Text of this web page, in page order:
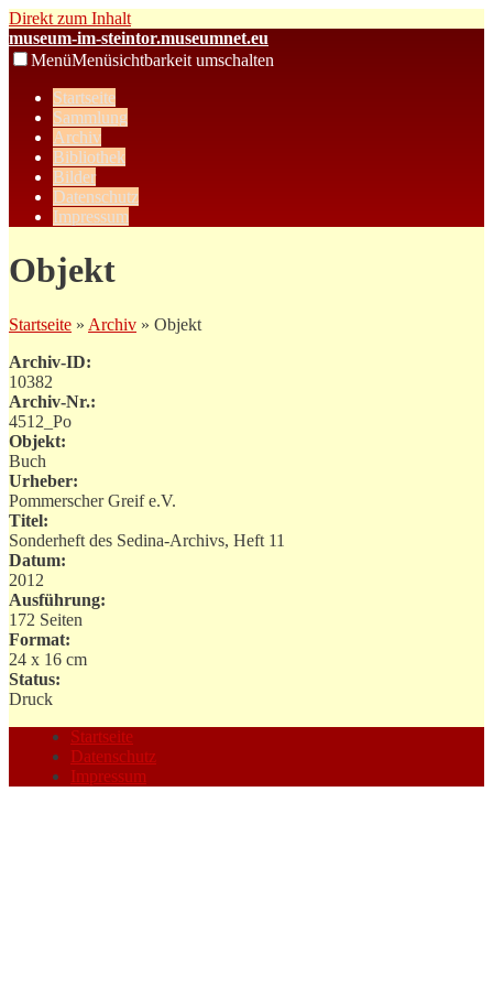
Direkt zum Inhalt
museum-im-steintor.museumnet.eu
MenüMenüsichtbarkeit umschalten
Startseite
Sammlung
Archiv
Bibliothek
Bilder
Datenschutz
Impressum
Objekt
Startseite » Archiv » Objekt
Archiv-ID:
10382
Archiv-Nr.:
4512_Po
Objekt:
Buch
Urheber:
Pommerscher Greif e.V.
Titel:
Sonderheft des Sedina-Archivs, Heft 11
Datum:
2012
Ausführung:
172 Seiten
Format:
24 x 16 cm
Status:
Druck
Startseite
Datenschutz
Impressum